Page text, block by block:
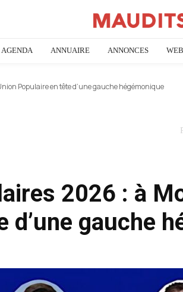
AGENDA ANNUAIRE ANNONCES
Populaire en tête d’une gauche hégémonique
2026 : à
d’une gauche